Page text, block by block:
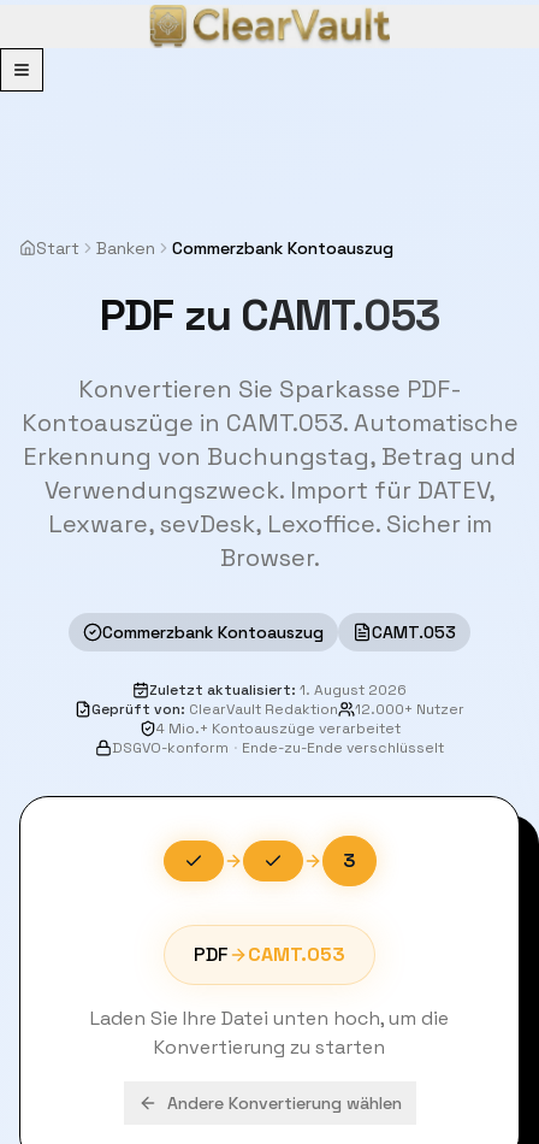
Menu
Start Banken Commerzbank Kontoauszug
PDF zu CAMT.053
Konvertieren Sie Sparkasse PDF-
Kontoauszüge in CAMT.053. Automatische
Erkennung von Buchungstag, Betrag und
Verwendungszweck. Import für DATEV,
Lexware, sevDesk, Lexoffice. Sicher im
Browser.
Commerzbank Kontoauszug CAMT.053
Zuletzt aktualisiert: 1. August 2026
Geprüft von: ClearVault Redaktion
12.000+ Nutzer
4 Mio.+ Kontoauszüge verarbeitet
DSGVO-konform · Ende-zu-Ende verschlüsselt
3
PDF CAMT.053
Laden Sie Ihre Datei unten hoch, um die
Konvertierung zu starten
Andere Konvertierung wählen